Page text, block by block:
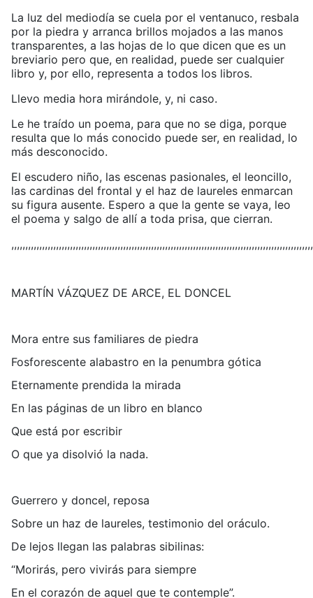
La luz del mediodía se cuela por el ventanuco, resbala
por la piedra y arranca brillos mojados a las manos
transparentes, a las hojas de lo que dicen que es un
breviario pero que, en realidad, puede ser cualquier
libro y, por ello, representa a todos los libros.
Llevo media hora mirándole, y, ni caso.
Le he traído un poema, para que no se diga, porque
resulta que lo más conocido puede ser, en realidad, lo
más desconocido.
El escudero niño, las escenas pasionales, el leoncillo,
las cardinas del frontal y el haz de laureles enmarcan
su figura ausente. Espero a que la gente se vaya, leo
el poema y salgo de allí a toda prisa, que cierran.
MARTÍN VÁZQUEZ DE ARCE, EL DONCEL
Mora entre sus familiares de piedra
Fosforescente alabastro en la penumbra gótica
Eternamente prendida la mirada
En las páginas de un libro en blanco
Que está por escribir
O que ya disolvió la nada.
Guerrero y doncel, reposa
Sobre un haz de laureles, testimonio del oráculo.
De lejos llegan las palabras sibilinas:
“Morirás, pero vivirás para siempre
En el corazón de aquel que te contemple”.